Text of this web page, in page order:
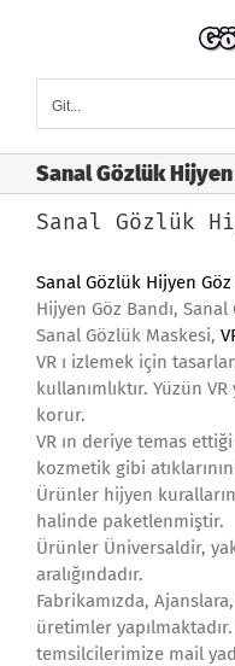
Git...
Sanal Gözlük
Sanal Gözlük
Sanal Gözlük Hijyen Göz
Hijyen Göz Bandı, Sanal
Sanal Gözlük Maskesi,
VR ı izlemek için
kullanımlıktır. Yüzün
korur.
VR ın deriye temas
kozmetik gibi
Ürünler hijyen
halinde paketlenmiştir.
Ürünler Üniversaldir,
aralığındadır.
Fabrikamızda,
üretimler
temsilcilerimize mail